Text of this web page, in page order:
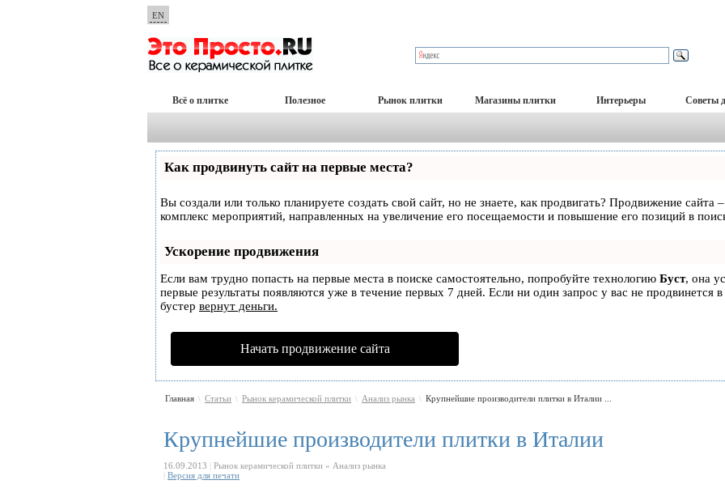
EN
Всё о плитке Полезное Рынок плитки Магазины плитки Интерьеры Советы
Как продвинуть сайт на первые места?
Вы создали или только планируете создать свой сайт, но не знаете, как продвигать? Продвижение сайта
комплекс мероприятий, направленных на увеличение его посещаемости и повышение его позиций в
Ускорение продвижения
Если вам трудно попасть на первые места в поиске самостоятельно, попробуйте технологию Буст, она
первые результаты появляются уже в течение первых 7 дней. Если ни один запрос у вас не продвинется
бустер вернут деньги.
Начать продвижение сайта
Главная \ Статьи \ Рынок керамической плитки \ Анализ рынка \ Крупнейшие производители плитки в Италии ...
Крупнейшие производители плитки в Италии
16.09.2013
Рынок керамической плитки » Анализ рынка
Версия для печати